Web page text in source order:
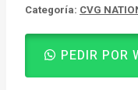
Categoría: CVG
PEDIR POR